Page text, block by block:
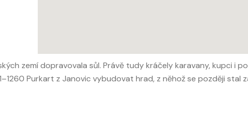
zemí dopravovala sůl. Právě tudy kráčely karavany, kupci i
Purkart z Janovic vybudovat hrad, z něhož se později stal